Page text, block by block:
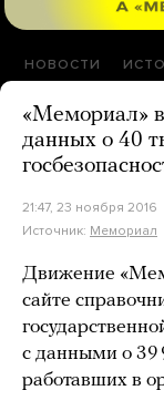
НОВОСТИ
«Мемориал»
данных о 40
21:47, 23 ноября 2016
Источник: Мемориал
Движение
сайте
с данными о 39
работавших в